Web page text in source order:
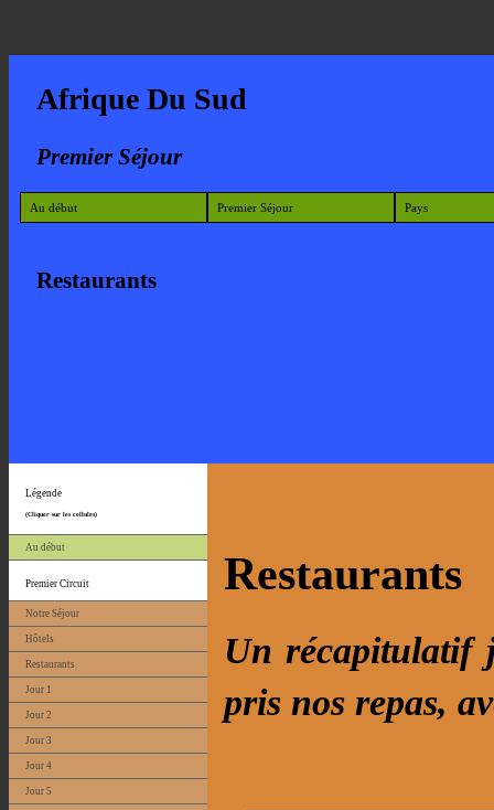
Afrique Du Sud
Premier Séjour
Au début Premier Séjour Pays
Restaurants
Légende
(Cliquer sur les cellules)
Au début
Premier Circuit
Notre Séjour
Hôtels
Restaurants
Jour 1
Jour 2
Jour 3
Jour 4
Jour 5
Restaurants
Un récapitulatif
pris nos repas,